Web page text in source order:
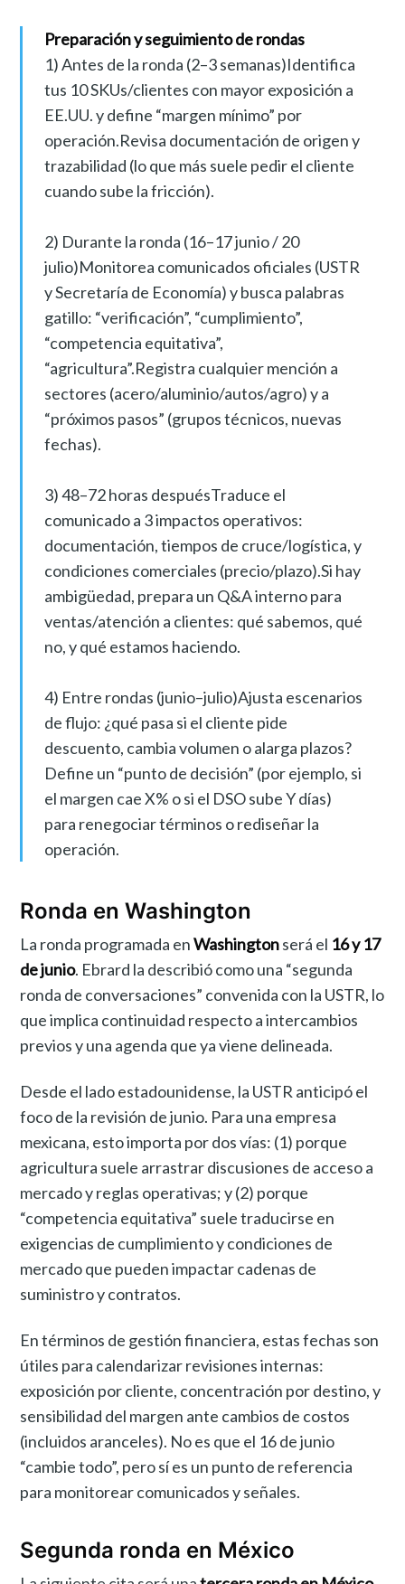
Preparación y seguimiento de rondas
1) Antes de la ronda (2–3 semanas)Identifica
tus 10 SKUs/clientes con mayor exposición a
EE.UU. y define “margen mínimo” por
operación.Revisa documentación de origen y
trazabilidad (lo que más suele pedir el cliente
cuando sube la fricción).
2) Durante la ronda (16–17 junio / 20
julio)Monitorea comunicados oficiales (USTR
y Secretaría de Economía) y busca palabras
gatillo: “verificación”, “cumplimiento”,
“competencia equitativa”,
“agricultura”.Registra cualquier mención a
sectores (acero/aluminio/autos/agro) y a
“próximos pasos” (grupos técnicos, nuevas
fechas).
3) 48–72 horas despuésTraduce el
comunicado a 3 impactos operativos:
documentación, tiempos de cruce/logística, y
condiciones comerciales (precio/plazo).Si hay
ambigüedad, prepara un Q&A interno para
ventas/atención a clientes: qué sabemos, qué
no, y qué estamos haciendo.
4) Entre rondas (junio–julio)Ajusta escenarios
de flujo: ¿qué pasa si el cliente pide
descuento, cambia volumen o alarga plazos?
Define un “punto de decisión” (por ejemplo, si
el margen cae X% o si el DSO sube Y días)
para renegociar términos o rediseñar la
operación.
Ronda en Washington
La ronda programada enWashingtonserá el 16 y 17
de junio. Ebrard la describió como una “segunda
ronda de conversaciones” convenida con la USTR, lo
que implica continuidad respecto a intercambios
previos y una agenda que ya viene delineada.
Desde el lado estadounidense, la USTR anticipó el
foco de la revisión de junio. Para una empresa
mexicana, esto importa por dos vías: (1) porque
agricultura suele arrastrar discusiones de acceso a
mercado y reglas operativas; y (2) porque
“competencia equitativa” suele traducirse en
exigencias de cumplimiento y condiciones de
mercado que pueden impactar cadenas de
suministro y contratos.
En términos de gestión financiera, estas fechas son
útiles para calendarizar revisiones internas:
exposición por cliente, concentración por destino, y
sensibilidad del margen ante cambios de costos
(incluidos aranceles). No es que el 16 de junio
“cambie todo”, pero sí es un punto de referencia
para monitorear comunicados y señales.
Segunda ronda en México